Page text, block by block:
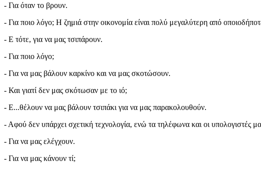
- Για όταν το βρουν.
- Για ποιο λόγο; Η ζημιά στην οικονομία είναι πολύ μεγαλύτερη από
- Ε τότε, για να μας τσιπάρουν.
- Για ποιο λόγο;
- Για να μας βάλουν καρκίνο και να μας σκοτώσουν.
- Και γιατί δεν μας σκότωσαν με το ιό;
- Ε...θέλουν να μας βάλουν τσιπάκι για να μας παρακολουθούν.
- Αφού δεν υπάρχει σχετική τεχνολογία, ενώ τα τηλέφωνα και οι
- Για να μας ελέγχουν.
- Για να μας κάνουν τί;